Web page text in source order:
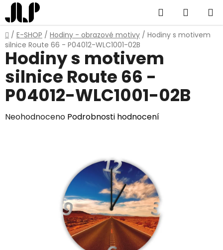
Přejít
na
obsah
Hledat
KOŠÍK
Domů
/ E-SHOP / Hodiny - obrazové motivy / Hodiny s motivem
silnice Route 66 - P04012-WLC1001-02B
Hodiny s motivem
silnice Route 66 -
P04012-WLC1001-02B
Průměrné
Neohodnoceno Podrobnosti hodnocení